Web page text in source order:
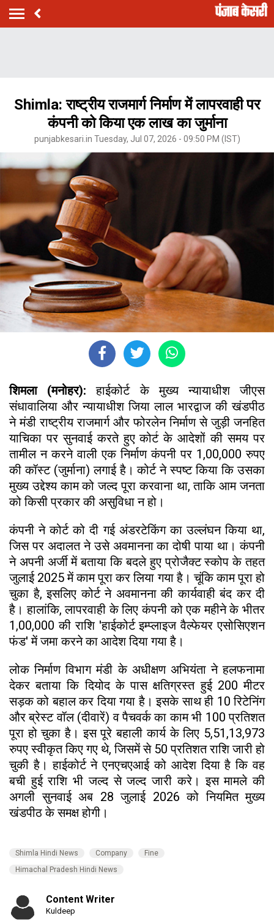
Shimla: राष्ट्रीय राजमार्ग निर्माण में लापरवाही पर
कंपनी को किया एक लाख का जुर्माना
punjabkesari.in Tuesday, Jul 07, 2026 - 09:50 PM (IST)
शिमला (मनोहर): हाईकोर्ट के मुख्य न्यायाधीश जीएस
संधावालिया और न्यायाधीश जिया लाल भारद्वाज की खंडपीठ
ने मंडी राष्ट्रीय राजमार्ग और फोरलेन निर्माण से जुड़ी जनहित
याचिका पर सुनवाई करते हुए कोर्ट के आदेशों की समय पर
तामील न करने वाली एक निर्माण कंपनी पर 1,00,000 रुपए
की कॉस्ट (जुर्माना) लगाई है। कोर्ट ने स्पष्ट किया कि उसका
मुख्य उद्देश्य काम को जल्द पूरा करवाना था, ताकि आम जनता
को किसी प्रकार की असुविधा न हो।
कंपनी ने कोर्ट को दी गई अंडरटेकिंग का उल्लंघन किया था,
जिस पर अदालत ने उसे अवमानना का दोषी पाया था। कंपनी
ने अपनी अर्जी में बताया कि बदले हुए प्रोजैक्ट स्कोप के तहत
जुलाई 2025 में काम पूरा कर लिया गया है। चूंकि काम पूरा हो
चुका है, इसलिए कोर्ट ने अवमानना की कार्यवाही बंद कर दी
है। हालांकि, लापरवाही के लिए कंपनी को एक महीने के भीतर
1,00,000 की राशि 'हाईकोर्ट इम्प्लाइज वैल्फेयर एसोसिएशन
फंड' में जमा करने का आदेश दिया गया है।
लोक निर्माण विभाग मंडी के अधीक्षण अभियंता ने हलफनामा
देकर बताया कि दियोद के पास क्षतिग्रस्त हुई 200 मीटर
सड़क को बहाल कर दिया गया है। इसके साथ ही 10 रिटेनिंग
और ब्रेस्ट वॉल (दीवारें) व पैचवर्क का काम भी 100 प्रतिशत
पूरा हो चुका है। इस पूरे बहाली कार्य के लिए 5,51,13,973
रुपए स्वीकृत किए गए थे, जिसमें से 50 प्रतिशत राशि जारी हो
चुकी है। हाईकोर्ट ने एनएचएआई को आदेश दिया है कि वह
बची हुई राशि भी जल्द से जल्द जारी करे। इस मामले की
अगली सुनवाई अब 28 जुलाई 2026 को नियमित मुख्य
खंडपीठ के समक्ष होगी।
Shimla Hindi News Company
Fine
Himachal Pradesh Hindi News
Content Writer
Kuldeep